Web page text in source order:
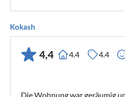
Kokash
4,4 4.4 4.4
Die Wohnung war geräumig